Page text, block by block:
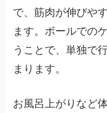
で、筋肉が伸びや
ます。ボールでの
うことで、単独で
まります。
お風呂上がりなど